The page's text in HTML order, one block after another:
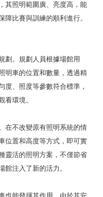
其照明範圍廣、亮度高，能
障比賽與訓練的順利進行。
劃。規劃人員根據場館用
明車的位置和數量，透過精
度、照度等參數符合標準，
看環境。
在不改變原有照明系統的情
位置和高度等方式，即可實
靈活的照明方案，不僅節省
館注入了新的活力。